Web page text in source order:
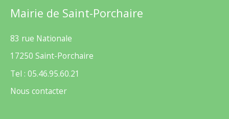
Mairie de Saint-Porchaire
83 rue Nationale
17250 Saint-Porchaire
Tel : 05.46.95.60.21
Nous contacter